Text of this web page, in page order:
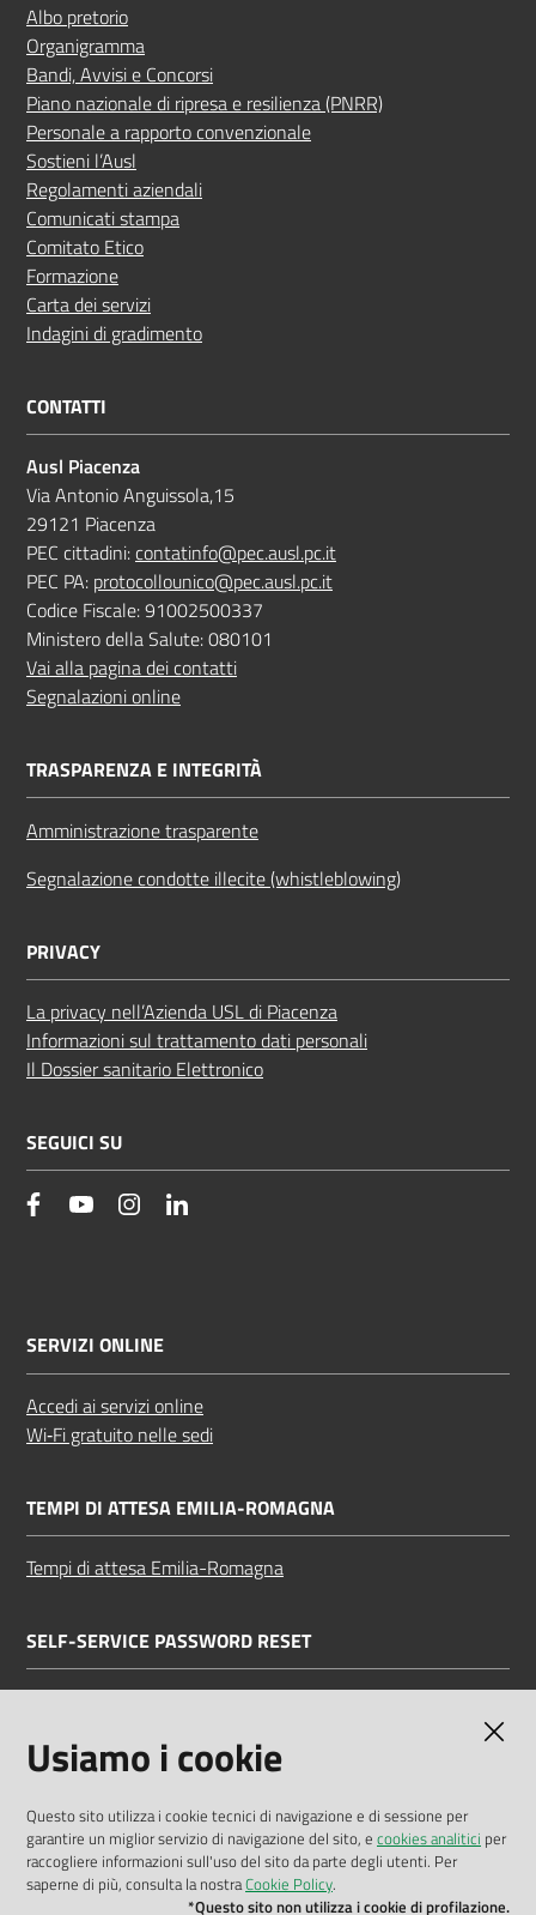
Albo pretorio
Organigramma
Bandi, Avvisi e Concorsi
Piano nazionale di ripresa e resilienza (PNRR)
Personale a rapporto convenzionale
Sostieni l’Ausl
Regolamenti aziendali
Comunicati stampa
Comitato Etico
Formazione
Carta dei servizi
Indagini di gradimento
CONTATTI
Ausl Piacenza
Via Antonio Anguissola,15
29121 Piacenza
PEC cittadini:contatinfo@pec.ausl.pc.it
PEC PA: protocollounico@pec.ausl.pc.it
Codice Fiscale: 91002500337
Ministero della Salute: 080101
Vai alla pagina dei contatti
Segnalazioni online
TRASPARENZA E INTEGRITÀ
Amministrazione trasparente
Segnalazione condotte illecite (whistleblowing)
PRIVACY
La privacy nell’Azienda USL di Piacenza
Informazioni sul trattamento dati personali
Il Dossier sanitario Elettronico
SEGUICI SU
facebookYouTube Instagram
SERVIZI ONLINE
Accedi ai servizi online
Wi‑Fi gratuito nelle sedi
TEMPI DI ATTESA EMILIA-ROMAGNA
Tempi di attesa Emilia-Romagna
SELF-SERVICE PASSWORD RESET
Dichiarazione di accessibilità
Privacy policy
Usiamo i cookie
Questo sito utilizza i cookie tecnici di navigazione e di sessione per
garantire un miglior servizio di navigazione del sito, e cookies analitici per
raccogliere informazioni sull'uso del sito da parte degli utenti. Per
saperne di più, consulta la nostraCookie Policy.
*Questo sito non utilizza i cookie di profilazione.